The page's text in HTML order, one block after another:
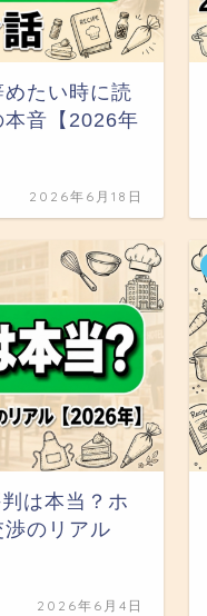
たい時に読
音【2026年
2026年6月18日
は本当？ホ
のリアル
2026年6月4日